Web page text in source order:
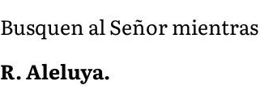
Busquen al Señor
R. Aleluya.